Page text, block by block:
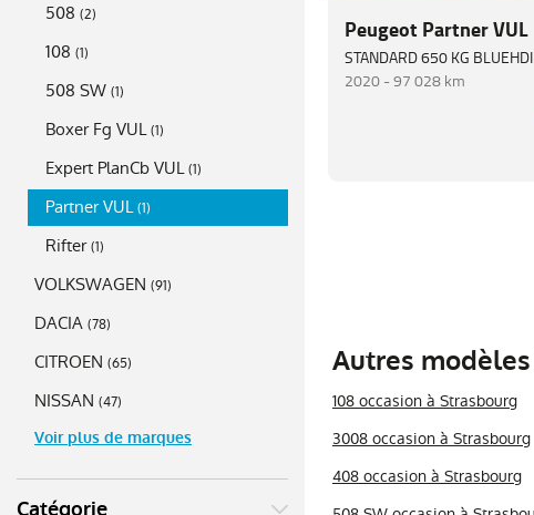
508 (2)
108 (1)
508 SW (1)
Boxer Fg VUL (1)
Expert PlanCb VUL (1)
Partner VUL (1)
Rifter (1)
VOLKSWAGEN (91)
DACIA (78)
CITROEN (65)
NISSAN (47)
Voir plus de marques
Catégorie
Peugeot Partner VUL
2020 -97 028 km
Autres
108 occasion à Strasbourg
3008 occasion à Strasbourg
408 occasion à Strasbourg